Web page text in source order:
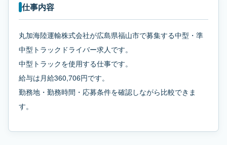
仕事内容
丸加海陸運輸株式会社が広島県福山市で募集する中型・準
中型トラックドライバー求人です。
中型トラックを使用する仕事です。
給与は月給360,706円です。
勤務地・勤務時間・応募条件を確認しながら比較できま
す。